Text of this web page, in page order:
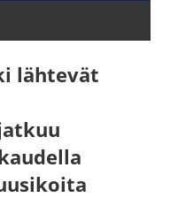
lähtevät